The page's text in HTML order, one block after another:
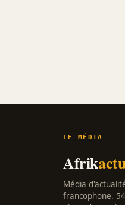
LE MÉDIA
Afrik
Média
francophone.